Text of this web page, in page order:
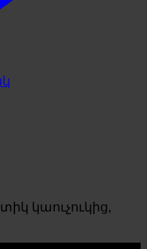
կաուչուկից,